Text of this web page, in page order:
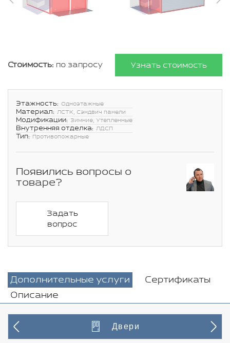
Стоимость: по запросу Узнать стоимость
Этажность: Одноэтажные
Материал: ЛСТК, Сэндвич панели
Модификации: Зимние, Утепленные
Внутренняя отделка: ЛДСП
Тип: Противопожарные
Появились вопросы о
товаре?
Задать
вопрос
Дополнительные услуги
Сертификаты
Описание
Двери